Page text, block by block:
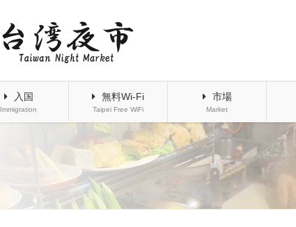
入国
Immigration
無料Wi-Fi
Taipei Free WiFi
市場
Market